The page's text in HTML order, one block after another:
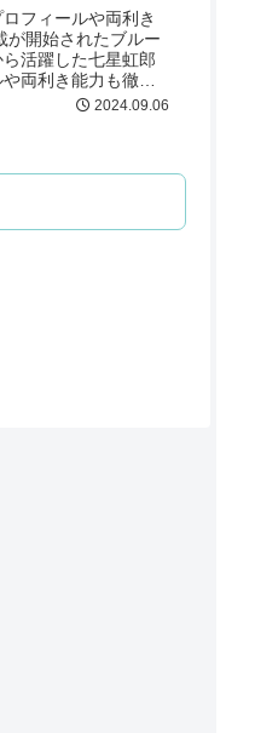
フィールや両利き
が開始されたブルー
活躍した七星虹郎
両利き能力も徹底
まで必見！ 2024.09.06